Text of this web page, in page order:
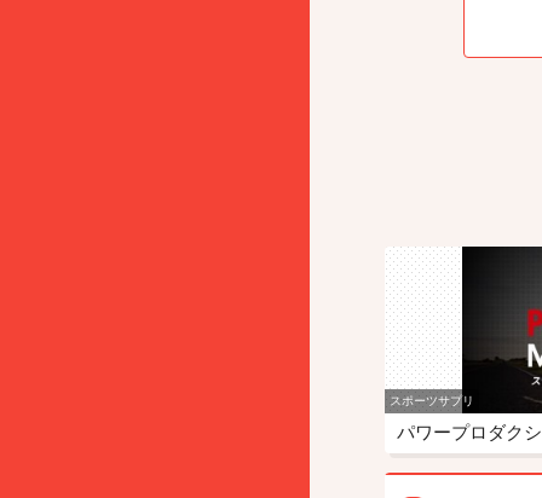
スポーツサプリ
パワープロダク